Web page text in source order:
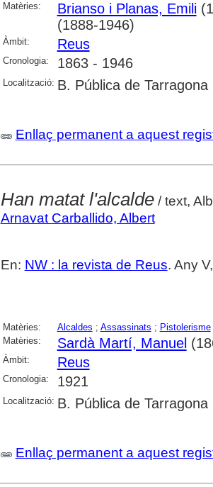
Matèries:
Brianso i Planas, Emili
(1888-1946)
Àmbit: Reus
Cronologia: 1863 - 1946
Localització: B. Pública de Tarragona
Enllaç permanent a aquest
Han matat l'alcalde/ text,
Arnavat Carballido, Albert
En: NW : la revista de Reus. Any
Matèries: Alcaldes ; Assassinats ; Pistolerisme
Matèries:
Sardà Martí, Manuel
Àmbit: Reus
Cronologia: 1921
Localització: B. Pública de Tarragona
Enllaç permanent a aquest